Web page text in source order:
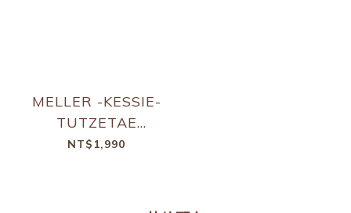
MELLER -KESSIE-
TUTZETAE
BROWN
NT$1,990